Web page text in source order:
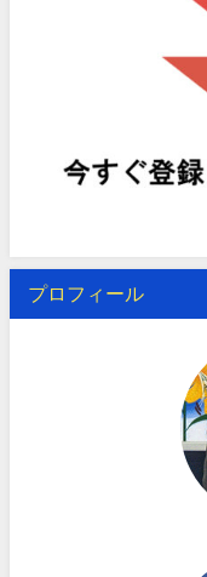
プロフィール